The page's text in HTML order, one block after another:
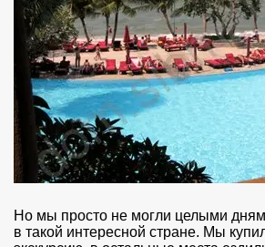
Но мы просто не могли целыми
в такой интересной стране. Мы